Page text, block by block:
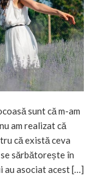
sunt că m-am
am realizat că
că există ceva
se sărbătorește în
au asociat acest […]